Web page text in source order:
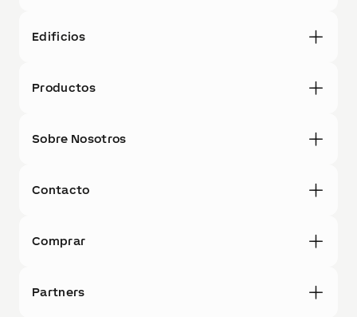
Edificios
Productos
Sobre Nosotros
Contacto
Comprar
Partners